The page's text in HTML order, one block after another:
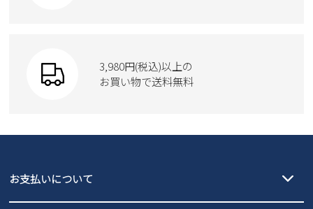
moz
Parade
GAP
new balance
瞬足
3,980円(税込)以上の
お買い物で送料無料
お支払いについて